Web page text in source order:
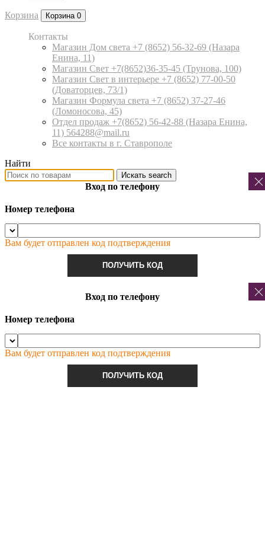
Корзина Корзина 0
Контакты
Магазин Дом света +7 (8652) 56-32-69 (Назара
Енина, 11)
Магазин Свет +7(8652)36-35-45 (Трунова, 100)
Магазин Свет в интерьере +7 (8652) 77-00-50
(Доваторцев, 73/1)
Магазин Формула света +7 (8652) 37-27-46
(Ломоносова, 45)
Отдел продаж +7(8652) 56-42-88 (Назара Енина,
11) 564288@mail.ru
Все контакты в г. Ставрополе
Найти
Искать search
Вход по телефону
Номер телефона
Вам будет отправлен код подтверждения
ПОЛУЧИТЬ КОД
Вход по телефону
Номер телефона
Вам будет отправлен код подтверждения
ПОЛУЧИТЬ КОД